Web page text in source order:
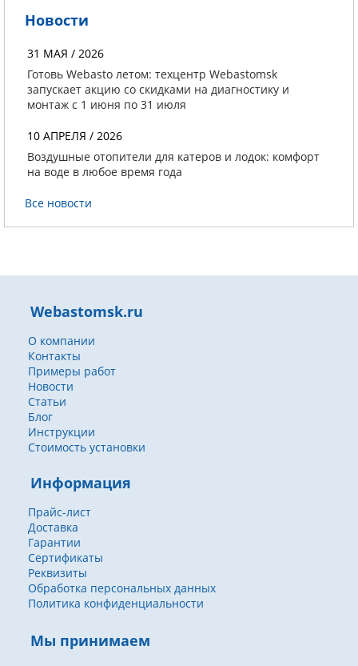
Новости
31 МАЯ / 2026
Готовь Webasto летом: техцентр Webastomsk
запускает акцию со скидками на диагностику и
монтаж с 1 июня по 31 июля
10 АПРЕЛЯ / 2026
Воздушные отопители для катеров и лодок: комфорт
на воде в любое время года
Все новости
Webastomsk.ru
О компании
Контакты
Примеры работ
Новости
Статьи
Блог
Инструкции
Стоимость установки
Информация
Прайс-лист
Доставка
Гарантии
Сертификаты
Реквизиты
Обработка персональных данных
Политика конфиденциальности
Мы принимаем